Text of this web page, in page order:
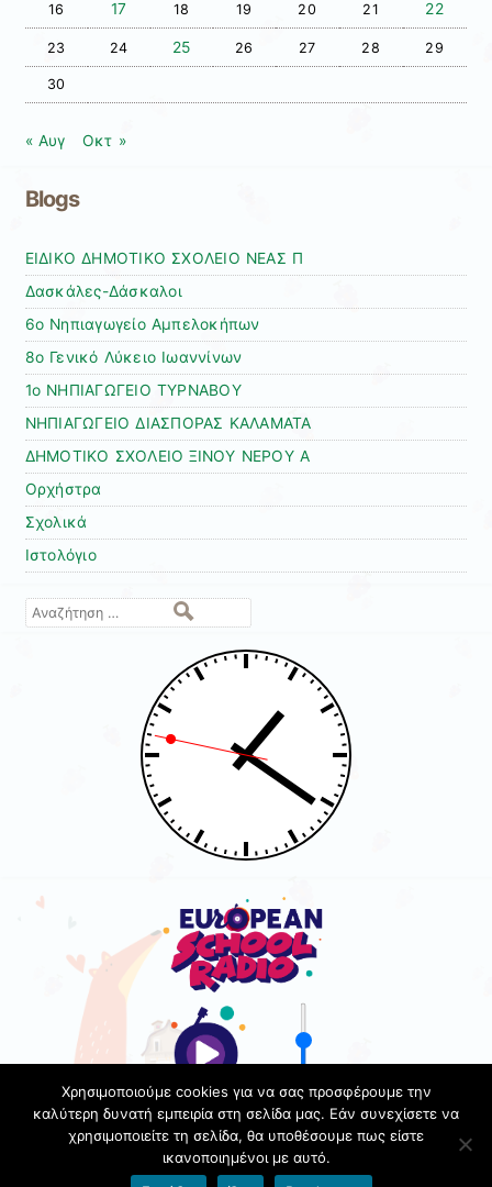
16 17 18 19 20 21 22
23 24 25 26 27 28 29
30
« Αυγ Οκτ »
Blogs
ΕΙΔΙΚΟ ΔΗΜΟΤΙΚΟ ΣΧΟΛΕΙΟ ΝΕΑΣ Π
Δασκάλες-Δάσκαλοι
6ο Νηπιαγωγείο Αμπελοκήπων
8o Γενικό Λύκειο Ιωαννίνων
1ο ΝΗΠΙΑΓΩΓΕΙΟ ΤΥΡΝΑΒΟΥ
ΝΗΠΙΑΓΩΓΕΙΟ ΔΙΑΣΠΟΡΑΣ ΚΑΛΑΜΑΤΑ
ΔΗΜΟΤΙΚΟ ΣΧΟΛΕΙΟ ΞΙΝΟΥ ΝΕΡΟΥ Α
Ορχήστρα
Σχολικά
Ιστολόγιο
Αναζήτηση
Χρησιμοποιούμε cookies για να σας προσφέρουμε την
καλύτερη δυνατή εμπειρία στη σελίδα μας. Εάν συνεχίσετε να
χρησιμοποιείτε τη σελίδα, θα υποθέσουμε πως είστε
ικανοποιημένοι με αυτό.